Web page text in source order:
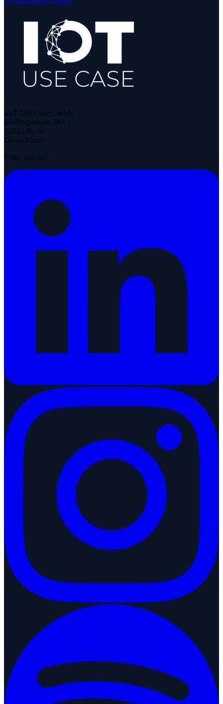
IIoT Use Case GmbH
Rollbergstraße 28A
12053 Berlin
Deutschland
Folge uns auf: